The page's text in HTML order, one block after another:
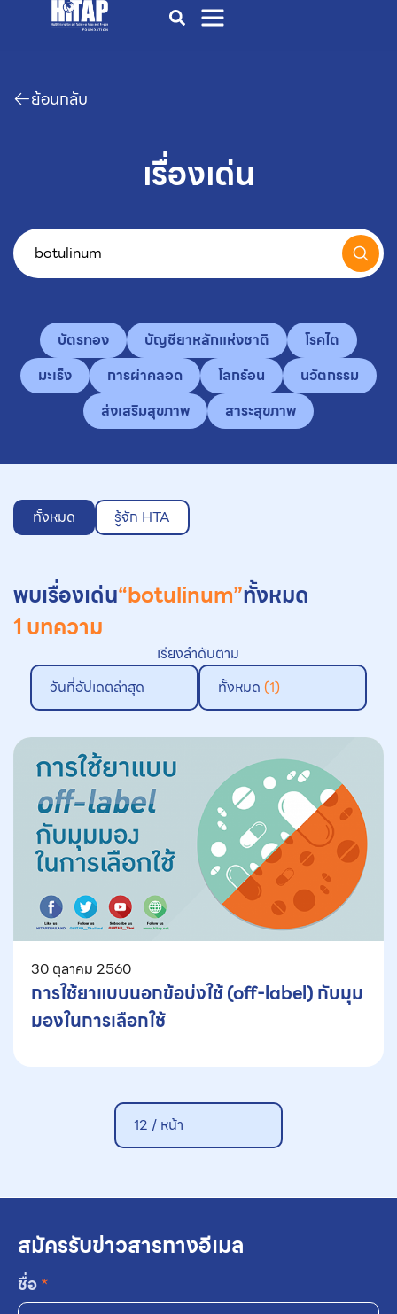
ย้อนกลับ
เรื่องเด่น
บัตรทอง บัญชียาหลักแห่งชาติ
โรคไต
มะเร็ง
การผ่าคลอด โลกร้อน
นวัตกรรม
ส่งเสริมสุขภาพ
สาระสุขภาพ
ทั้งหมด รู้จัก HTA
พบเรื่องเด่น“botulinum”ทั้งหมด
1 บทความ
เรียงลำดับตาม
วันที่อัปเดตล่าสุด
ทั้งหมด (1)
30 ตุลาคม 2560
การใช้ยาแบบนอกข้อบ่งใช้ (off-label) กับมุม
มองในการเลือกใช้
12 / หน้า
สมัครรับข่าวสารทางอีเมล
ชื่อ*